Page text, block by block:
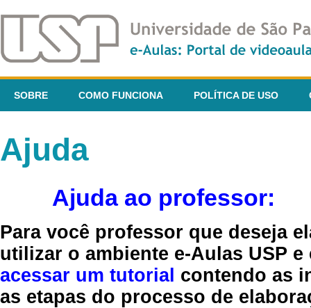
SOBRE COMO FUNCIONA POLÍTICA DE USO
Ajuda
Ajuda ao professor:
Para você professor que deseja
utilizar o ambiente e-Aulas USP
acessar um tutorial contendo as
as etapas do processo de